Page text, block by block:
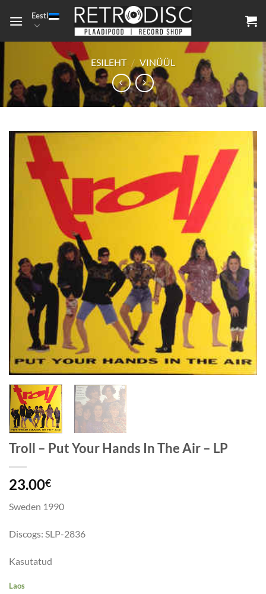
Eesti
ESILEHT / VINÜÜL
Troll – Put Your Hands In The Air – LP
23.00€
Sweden 1990
Discogs: SLP-2836
Kasutatud
Laos